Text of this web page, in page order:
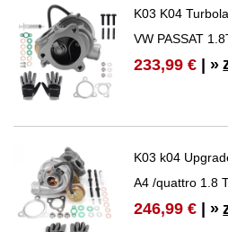
K03 K04
VW PASSAT
233,99 € | »
K03 k04
A4 /quattro 1.8
246,99 € | »